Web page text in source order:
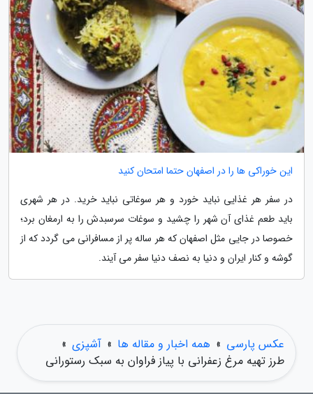
این خوراکی ها را در اصفهان حتما امتحان کنید
در سفر هر غذایی نباید خورد و هر سوغاتی نباید خرید. در هر شهری
باید طعم غذای آن شهر را چشید و سوغات سرسبدش را به ارمغان برد؛
خصوصا در جایی مثل اصفهان که هر ساله پر از مسافرانی می گردد که از
گوشه و کنار ایران و دنیا به نصف دنیا سفر می آیند.
عکس پارسی » همه اخبار و مقاله ها » آشپزی »
طرز تهیه مرغ زعفرانی با پیاز فراوان به سبک رستورانی